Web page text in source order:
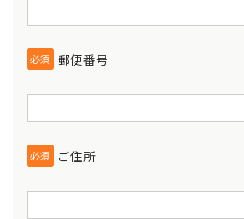
必須 郵便番号
必須 ご住所